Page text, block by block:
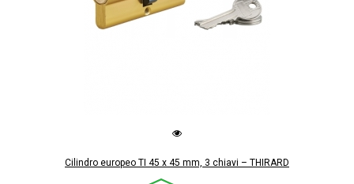
Cilindro europeo TI 45 x 45 mm, 3 chiavi – THIRARD